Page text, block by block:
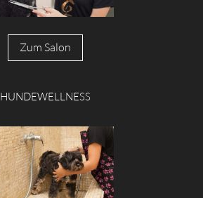
Zum Salon
HUNDEWELLNESS